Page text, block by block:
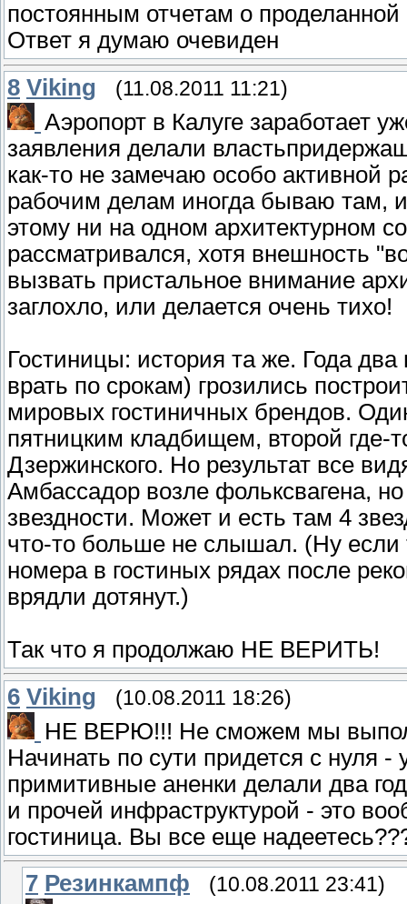
постоянным отчетам о проделанной
Ответ я думаю очевиден
8 Viking (11.08.2011 11:21)
Аэропорт в Калуге заработает
заявления делали
как-то не замечаю особо активной
рабочим делам иногда бываю там,
этому ни на одном архитектурном
рассматривался, хотя внешность
вызвать пристальное внимание
заглохло, или делается очень тихо!
Гостиницы: история та же. Года
врать по срокам) грозились
мировых гостиничных брендов.
пятницким кладбищем, второй где-
Дзержинского. Но результат все
Амбассадор возле фольксвагена,
звездности. Может и есть там 4
что-то больше не слышал. (Ну если
номера в гостиных рядах после
врядли дотянут.)
Так что я продолжаю НЕ ВЕРИТЬ!
6 Viking (10.08.2011 18:26)
НЕ ВЕРЮ!!! Не сможем мы
Начинать по сути придется с нуля
примитивные аненки делали два
и прочей инфраструктурой - это
гостиница. Вы все еще
7 Резинкампф (10.08.2011 23:41)